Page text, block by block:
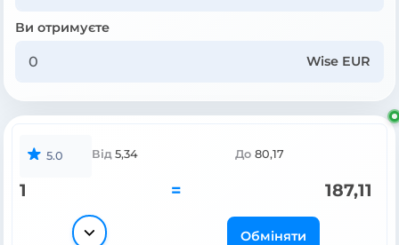
Ви отримуєте
Wise EUR
5.0 Від 5,34 До 80,17
1 = 187,11
Обміняти